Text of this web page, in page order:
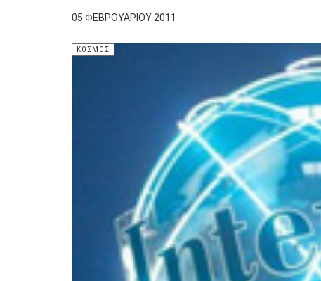
05 ΦΕΒΡΟΥΑΡΊΟΥ 2011
ΚΟΣΜΟΣ